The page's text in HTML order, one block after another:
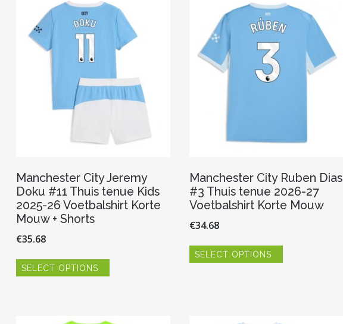
kan
gekozen
worden
optie
gekozen
Manchester City Jeremy
Doku #11 Thuis tenue Kids
2025-26 Voetbalshirt Korte
Mouw + Shorts
€35.68
SELECT OPTIONS
Manchester City Ruben Dias
#3 Thuis tenue 2026-27
Voetbalshirt Korte Mouw
€34.68
SELECT OPTIONS